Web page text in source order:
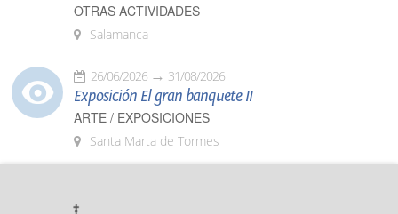
OTRAS ACTIVIDADES
Salamanca
26/06/2026 31/08/2026
Exposición El gran banquete II
ARTE / EXPOSICIONES
Santa Marta de Tormes